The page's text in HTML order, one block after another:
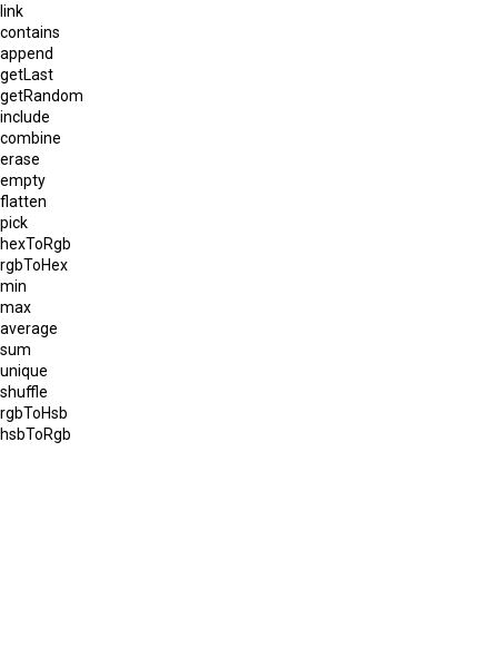
link
contains
append
getLast
getRandom
include
combine
erase
empty
flatten
pick
hexToRgb
rgbToHex
min
max
average
sum
unique
shuffle
rgbToHsb
hsbToRgb